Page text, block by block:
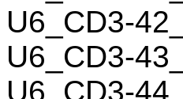
U6_CD3-
U6_CD3-
U6_CD3-